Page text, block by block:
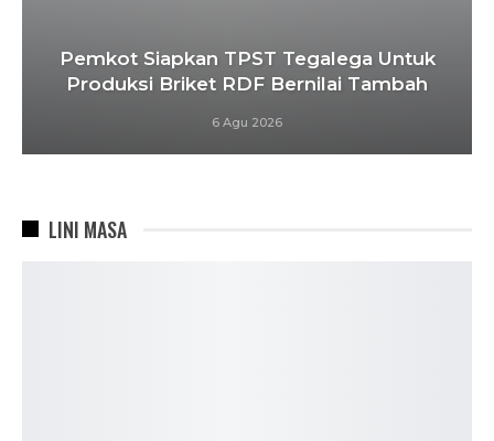
Pemkot Siapkan TPST Tegalega Untuk
Produksi Briket RDF Bernilai Tambah
6 Agu 2026
LINI MASA